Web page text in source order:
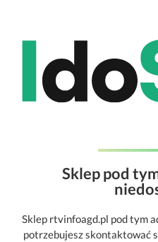
Sklep pod
Sklep rtvinfoagd.pl pod tym
potrzebujesz skontaktować